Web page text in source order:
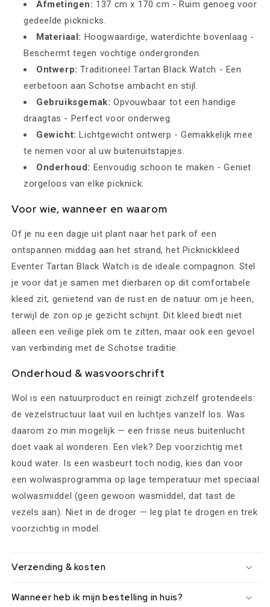
Afmetingen: 137 cm x 170 cm - Ruim genoeg voor
gedeelde picknicks.
Materiaal: Hoogwaardige, waterdichte bovenlaag -
Beschermt tegen vochtige ondergronden.
Ontwerp: Traditioneel Tartan Black Watch - Een
eerbetoon aan Schotse ambacht en stijl.
Gebruiksgemak: Opvouwbaar tot een handige
draagtas - Perfect voor onderweg.
Gewicht: Lichtgewicht ontwerp - Gemakkelijk mee
te nemen voor al uw buitenuitstapjes.
Onderhoud: Eenvoudig schoon te maken - Geniet
zorgeloos van elke picknick.
Voor wie, wanneer en waarom
Of je nu een dagje uit plant naar het park of een
ontspannen middag aan het strand, het Picknickkleed
Eventer Tartan Black Watch is de ideale compagnon. Stel
je voor dat je samen met dierbaren op dit comfortabele
kleed zit, genietend van de rust en de natuur om je heen,
terwijl de zon op je gezicht schijnt. Dit kleed biedt niet
alleen een veilige plek om te zitten, maar ook een gevoel
van verbinding met de Schotse traditie.
Onderhoud & wasvoorschrift
Wol is een natuurproduct en reinigt zichzelf grotendeels:
de vezelstructuur laat vuil en luchtjes vanzelf los. Was
daarom zo min mogelijk — een frisse neus buitenlucht
doet vaak al wonderen. Een vlek? Dep voorzichtig met
koud water. Is een wasbeurt toch nodig, kies dan voor
een wolwasprogramma op lage temperatuur met speciaal
wolwasmiddel (geen gewoon wasmiddel, dat tast de
vezels aan). Niet in de droger — leg plat te drogen en trek
voorzichtig in model.
Verzending & kosten
Wanneer heb ik mijn bestelling in huis?